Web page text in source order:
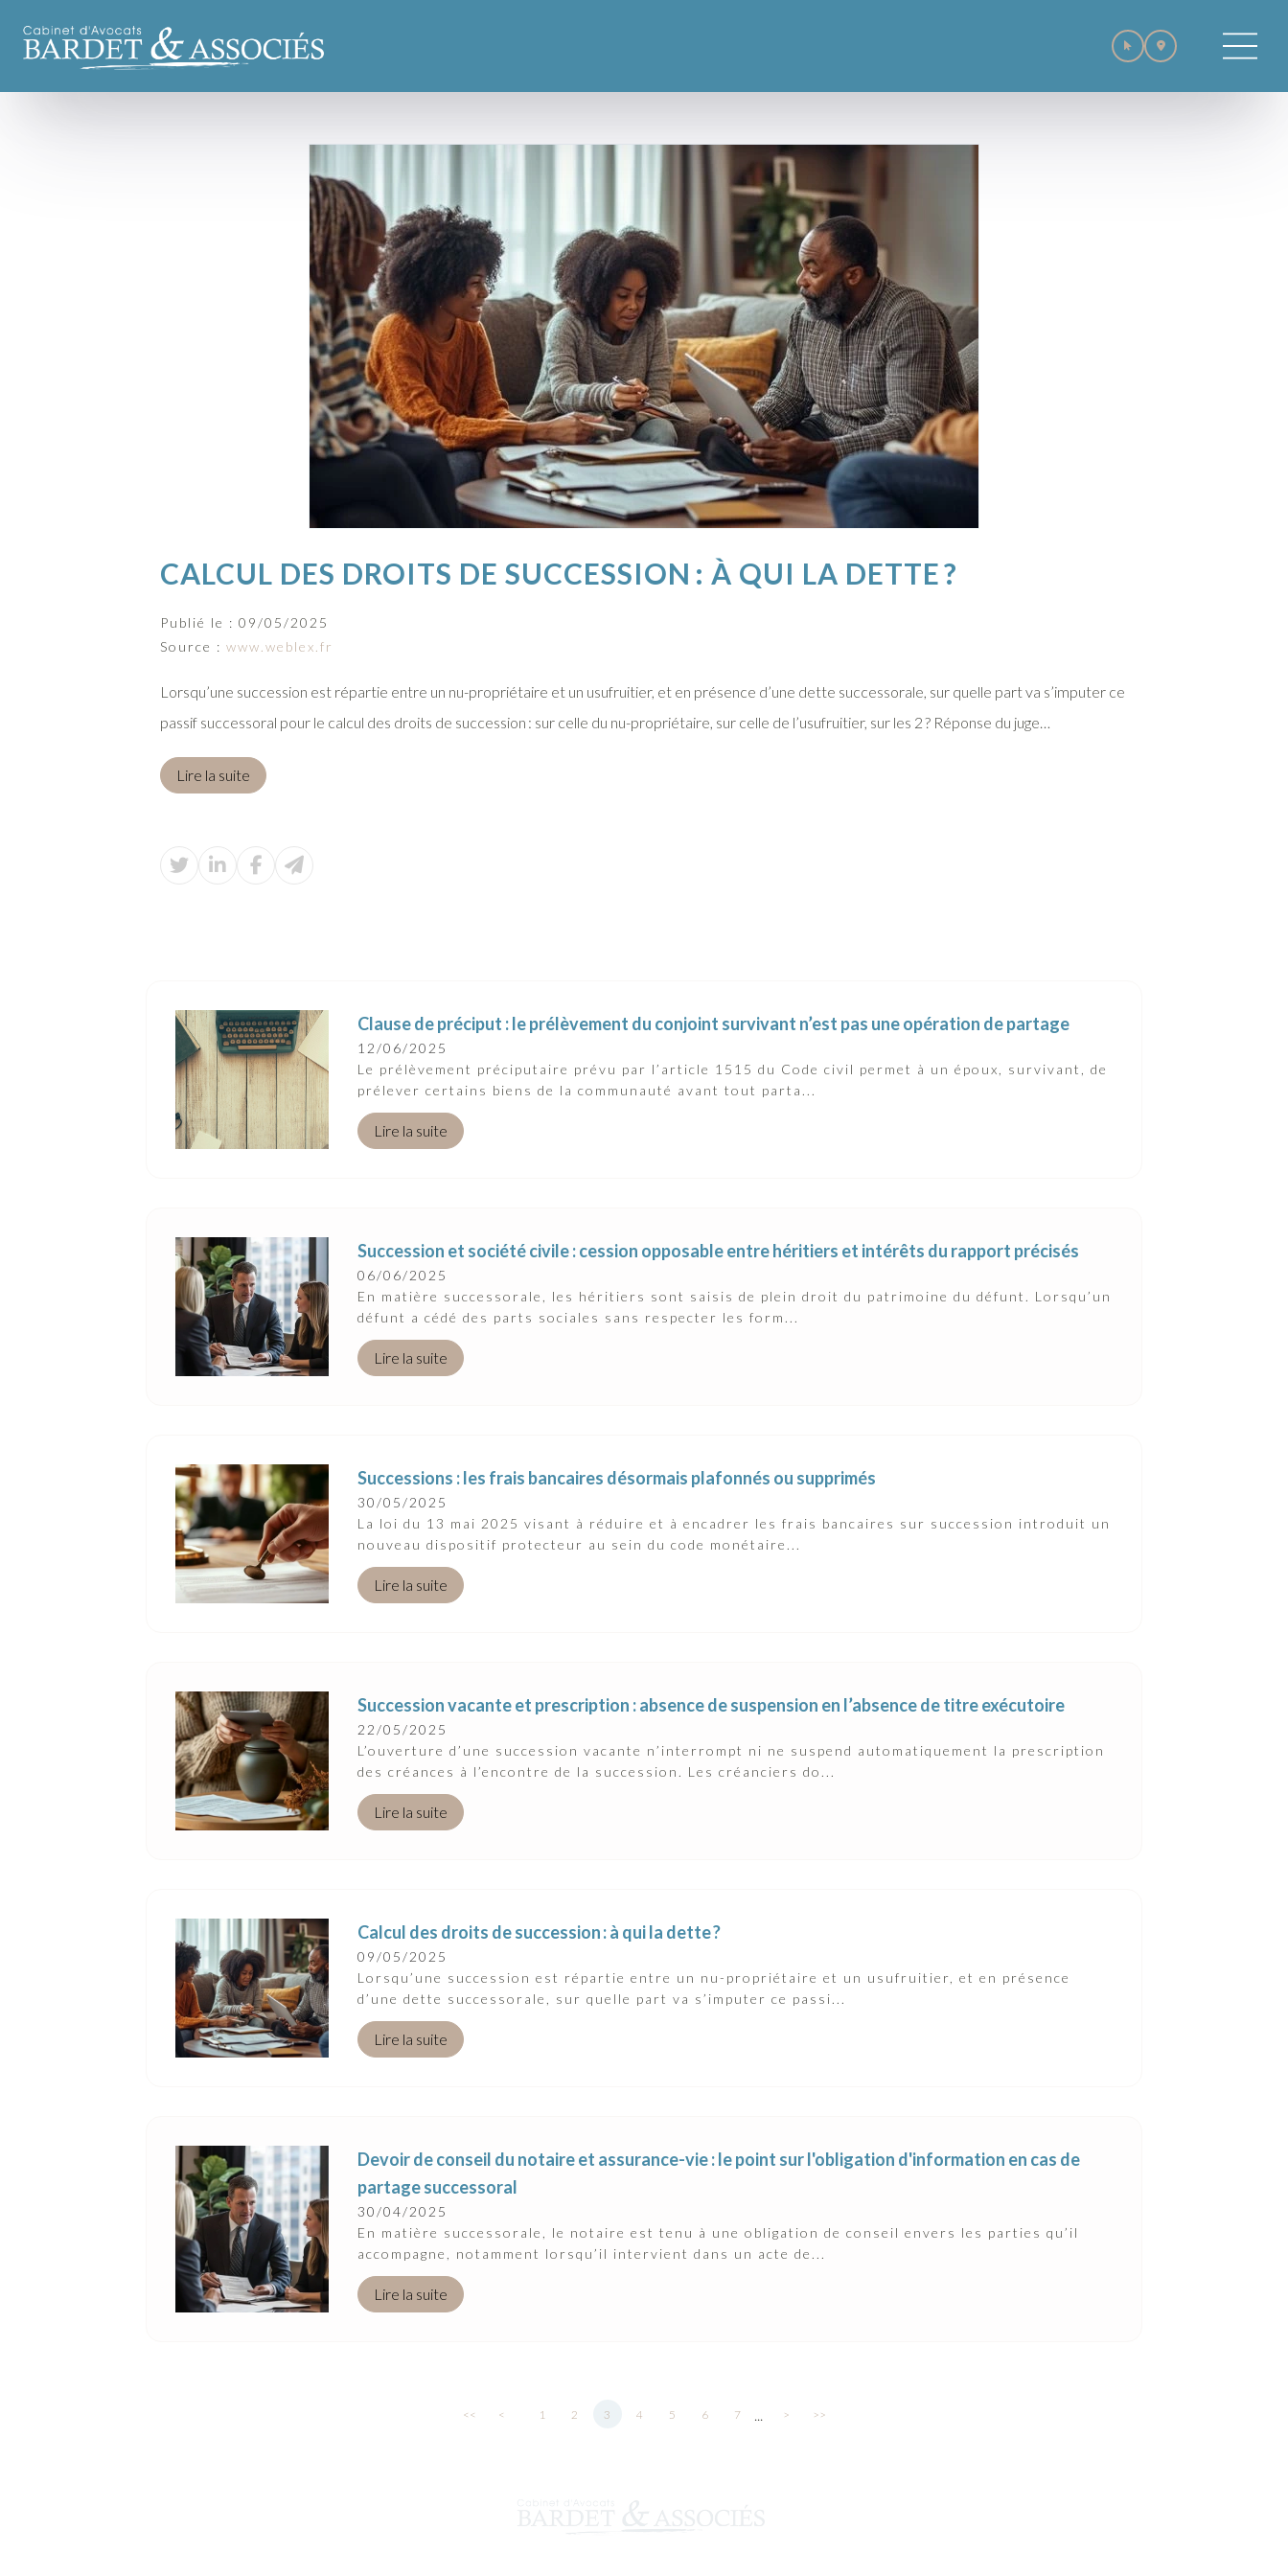
CALCUL DES DROITS DE SUCCESSION : À QUI LA DETTE ?
Publié le : 09/05/2025
Source : www.weblex.fr
Lorsqu’une succession est répartie entre un nu-propriétaire et un usufruitier, et en présence d’une dette successorale, sur quelle part va s’imputer ce
passif successoral pour le calcul des droits de succession : sur celle du nu-propriétaire, sur celle de l’usufruitier, sur les 2 ? Réponse du juge…
Lire la suite
Clause de préciput : le prélèvement du conjoint survivant n’est pas une opération de partage
12/06/2025
Le prélèvement préciputaire prévu par l’article 1515 du Code civil permet à un époux, survivant, de
prélever certains biens de la communauté avant tout parta...
Lire la suite
Succession et société civile : cession opposable entre héritiers et intérêts du rapport précisés
06/06/2025
En matière successorale, les héritiers sont saisis de plein droit du patrimoine du défunt. Lorsqu’un
défunt a cédé des parts sociales sans respecter les form...
Lire la suite
Successions : les frais bancaires désormais plafonnés ou supprimés
30/05/2025
La loi du 13 mai 2025 visant à réduire et à encadrer les frais bancaires sur succession introduit un
nouveau dispositif protecteur au sein du code monétaire...
Lire la suite
Succession vacante et prescription : absence de suspension en l’absence de titre exécutoire
22/05/2025
L’ouverture d’une succession vacante n’interrompt ni ne suspend automatiquement la prescription
des créances à l’encontre de la succession. Les créanciers do...
Lire la suite
Calcul des droits de succession : à qui la dette ?
09/05/2025
Lorsqu’une succession est répartie entre un nu-propriétaire et un usufruitier, et en présence
d’une dette successorale, sur quelle part va s’imputer ce passi...
Lire la suite
Devoir de conseil du notaire et assurance-vie : le point sur l'obligation d'information en cas de
partage successoral
30/04/2025
En matière successorale, le notaire est tenu à une obligation de conseil envers les parties qu’il
accompagne, notamment lorsqu’il intervient dans un acte de...
Lire la suite
<< < 1 2 3 4 5 6 7 > >>